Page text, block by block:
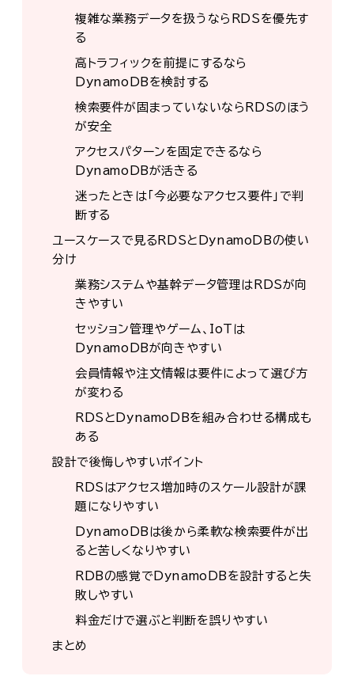
複雑な業務データを扱うならRDSを優先す
る
高トラフィックを前提にするなら
DynamoDBを検討する
検索要件が固まっていないならRDSのほう
が安全
アクセスパターンを固定できるなら
DynamoDBが活きる
迷ったときは「今必要なアクセス要件」で判
断する
ユースケースで見るRDSとDynamoDBの使い
分け
業務システムや基幹データ管理はRDSが向
きやすい
セッション管理やゲーム、IoTは
DynamoDBが向きやすい
会員情報や注文情報は要件によって選び方
が変わる
RDSとDynamoDBを組み合わせる構成も
ある
設計で後悔しやすいポイント
RDSはアクセス増加時のスケール設計が課
題になりやすい
DynamoDBは後から柔軟な検索要件が出
ると苦しくなりやすい
RDBの感覚でDynamoDBを設計すると失
敗しやすい
料金だけで選ぶと判断を誤りやすい
まとめ